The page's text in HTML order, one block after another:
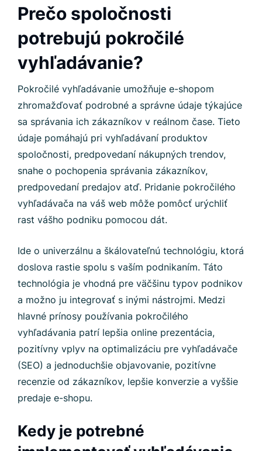
Prečo spoločnosti
potrebujú pokročilé
vyhľadávanie?
Pokročilé vyhľadávanie umožňuje e-shopom
zhromažďovať podrobné a správne údaje týkajúce
sa správania ich zákazníkov v reálnom čase. Tieto
údaje pomáhajú pri vyhľadávaní produktov
spoločnosti, predpovedaní nákupných trendov,
snahe o pochopenia správania zákazníkov,
predpovedaní predajov atď. Pridanie pokročilého
vyhľadávača na váš web môže pomôcť urýchliť
rast vášho podniku pomocou dát.
Ide o univerzálnu a škálovateľnú technológiu, ktorá
doslova rastie spolu s vaším podnikaním. Táto
technológia je vhodná pre väčšinu typov podnikov
a možno ju integrovať s inými nástrojmi. Medzi
hlavné prínosy používania pokročilého
vyhľadávania patrí lepšia online prezentácia,
pozitívny vplyv na optimalizáciu pre vyhľadávače
(SEO) a jednoduchšie objavovanie, pozitívne
recenzie od zákazníkov, lepšie konverzie a vyššie
predaje e-shopu.
Kedy je potrebné